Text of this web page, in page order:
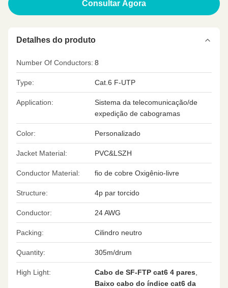
Consultar Agora
Detalhes do produto
Number Of Conductors: 8
Type: Cat.6 F-UTP
Application:
Sistema da telecomunicação/de
expedição de cabogramas
Color: Personalizado
Jacket Material: PVC&LSZH
Conductor Material: fio de cobre Oxigênio-livre
Structure: 4p par torcido
Conductor: 24 AWG
Packing: Cilindro neutro
Quantity: 305m/drum
High Light: Cabo de SF-FTP cat6 4 pares
Baixo cabo do índice cat6 da